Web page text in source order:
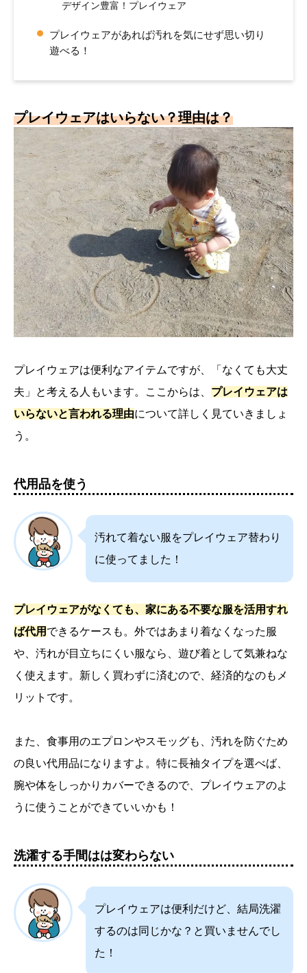
デザイン豊富！プレイウェア
プレイウェアがあれば汚れを気にせず思い切り
遊べる！
プレイウェアはいらない？理由は？
プレイウェアは便利なアイテムですが、「なくても大丈
夫」と考える人もいます。ここからは、 プレイウェアは
いらないと言われる理由について詳しく見ていきましょ
う。
代用品を使う
汚れて着ない服をプレイウェア替わり
に使ってました！
プレイウェアがなくても、家にある不要な服を活用すれ
ば代用 できるケースも。外ではあまり着なくなった服
や、汚れが目立ちにくい服なら、遊び着として気兼ねな
く使えます。新しく買わずに済むので、経済的なのもメ
リットです。
また、食事用のエプロンやスモッグも、汚れを防ぐため
の良い代用品になりますよ。特に長袖タイプを選べば、
腕や体をしっかりカバーできるので、プレイウェアのよ
うに使うことができていいかも！
洗濯する手間はは変わらない
プレイウェアは便利だけど、結局洗濯
するのは同じかな？と買いませんでし
た！